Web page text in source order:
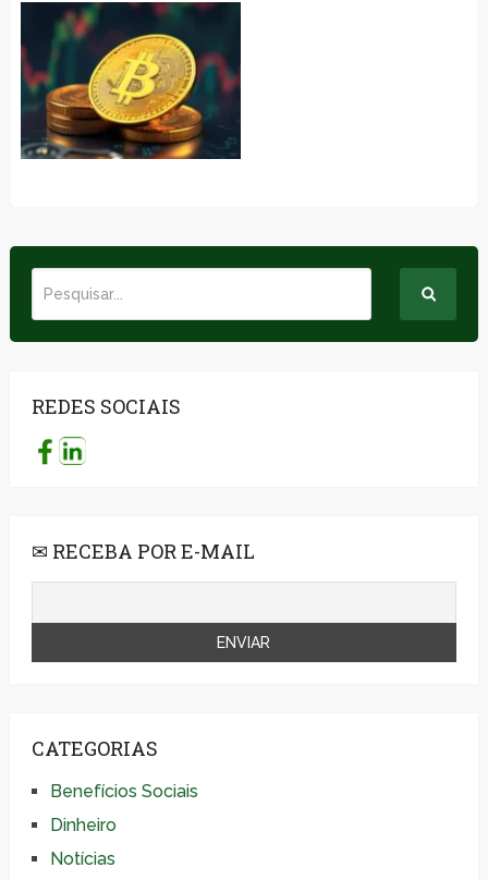
REDES SOCIAIS
✉ RECEBA POR E-MAIL
CATEGORIAS
Benefícios Sociais
Dinheiro
Notícias